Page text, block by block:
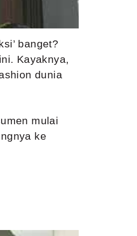
banget?
Kayaknya,
dunia
mulai
ke